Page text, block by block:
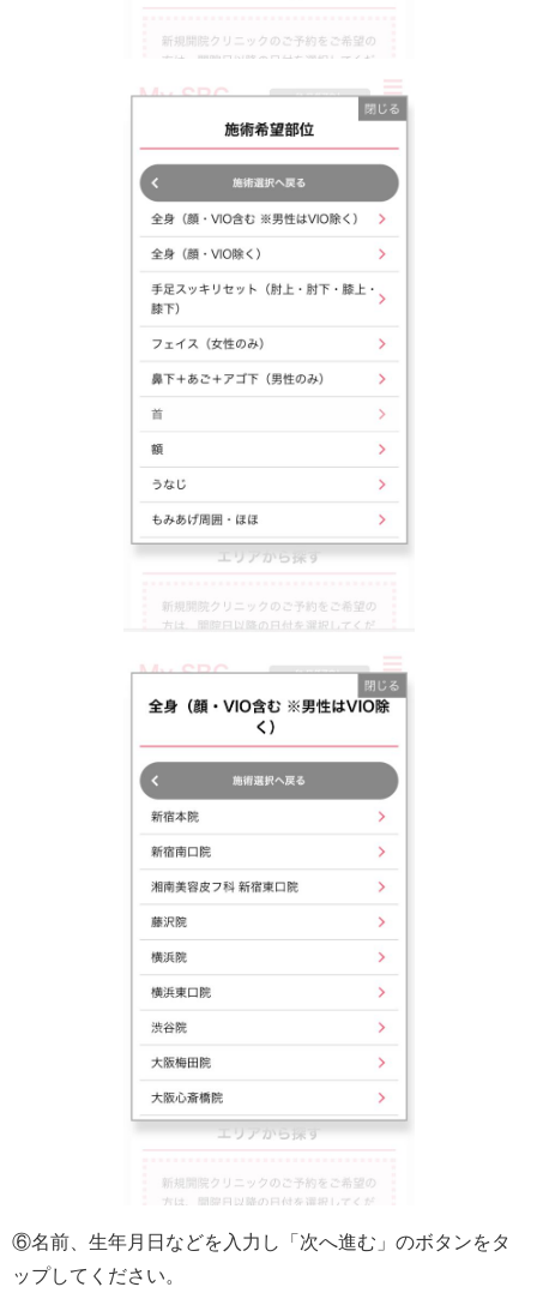
⑥名前、生年月日などを入力し「次へ進む」のボタンをタ
ップしてください。